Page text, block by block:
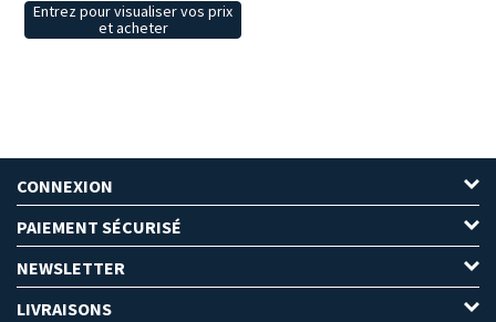
Entrez pour visualiser vos prix
et acheter
CONNEXION
PAIEMENT SÉCURISÉ
NEWSLETTER
LIVRAISONS